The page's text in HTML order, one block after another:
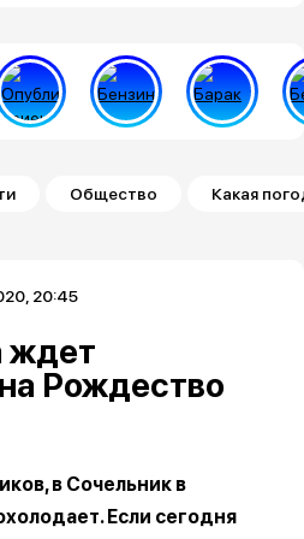
Общество Какая
20:45
ждет
Рождество
в Сочельник в
Если сегодня